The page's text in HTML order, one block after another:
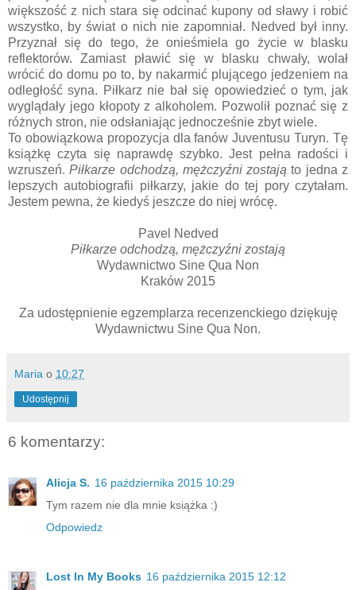
większość z nich stara się odcinać kupony od sławy i robić
wszystko, by świat o nich nie zapomniał. Nedved był inny.
Przyznał się do tego, że onieśmiela go życie w blasku
reflektorów. Zamiast pławić się w blasku chwały, wolał
wrócić do domu po to, by nakarmić plującego jedzeniem na
odległość syna. Piłkarz nie bał się opowiedzieć o tym, jak
wyglądały jego kłopoty z alkoholem. Pozwolił poznać się z
różnych stron, nie odsłaniając jednocześnie zbyt wiele.
To obowiązkowa propozycja dla fanów Juventusu Turyn. Tę
książkę czyta się naprawdę szybko. Jest pełna radości i
wzruszeń.Piłkarze odchodzą, mężczyźni zostają to jedna z
lepszych autobiografii piłkarzy, jakie do tej pory czytałam.
Jestem pewna, że kiedyś jeszcze do niej wrócę.
Pavel Nedved
Piłkarze odchodzą, mężczyźni zostają
Wydawnictwo Sine Qua Non
Kraków 2015
Za udostępnienie egzemplarza recenzenckiego dziękuję
Wydawnictwu Sine Qua Non.
Maria o 10:27
Udostępnij
6 komentarzy:
Alicja S. 16 października 2015 10:29
Tym razem nie dla mnie książka :)
Odpowiedz
Lost In My Books 16 października 2015 12:12